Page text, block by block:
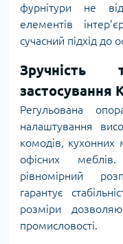
фурнітури не
елементів
сучасний підхід
Зручність
застосування
Регульована
налаштування
комодів, кухонних
офісних
рівномірний
гарантує
розміри
промисловості.